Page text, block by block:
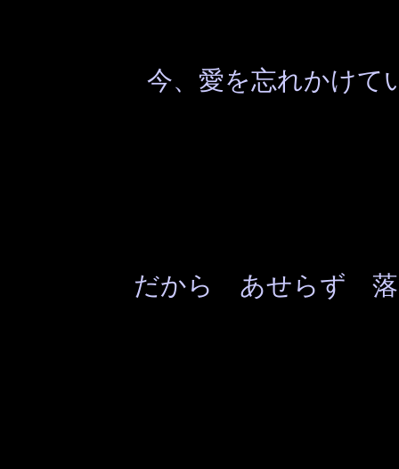
今、愛を忘れかけて
だから あせらず 落